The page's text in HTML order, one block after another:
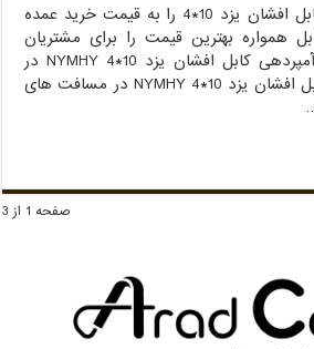
مرکز فروش آراد کابل، کابل افشان یزد 10*4 را به قیمت خرید عمده
همواره بهترین قیمت را برای مشتریان
خود در نظر می گیرد. آمپردهی کابل افشان یزد 10*4 NYMHY در
مسافت های مختلف کابل افشان یزد 10*4 NYMHY در مسافت های
صفحه 1 از 3